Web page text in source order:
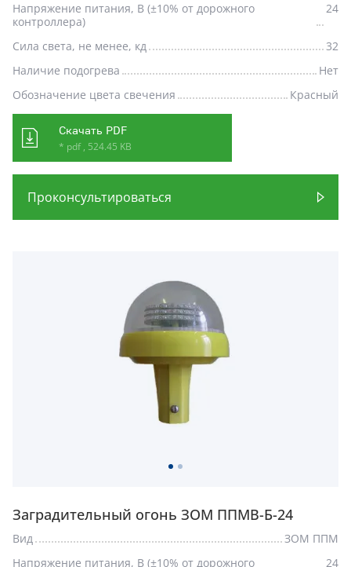
Напряжение питания, В (±10% от дорожного
контроллера)
24
Сила света, не менее, кд
32
Наличие подогрева
Нет
Обозначение цвета свечения
Красный
Скачать PDF
* pdf , 524.45 KB
Проконсультироваться
Заградительный огонь ЗОМ ППМВ-Б-24
Вид
ЗОМ ППМ
Напряжение питания, В (±10% от дорожного
24